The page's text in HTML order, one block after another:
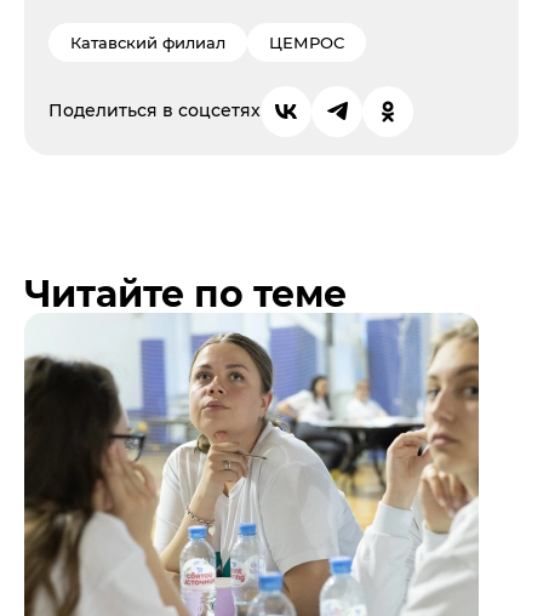
Катавский филиал ЦЕМРОС
Поделиться в соцсетях
Читайте по теме